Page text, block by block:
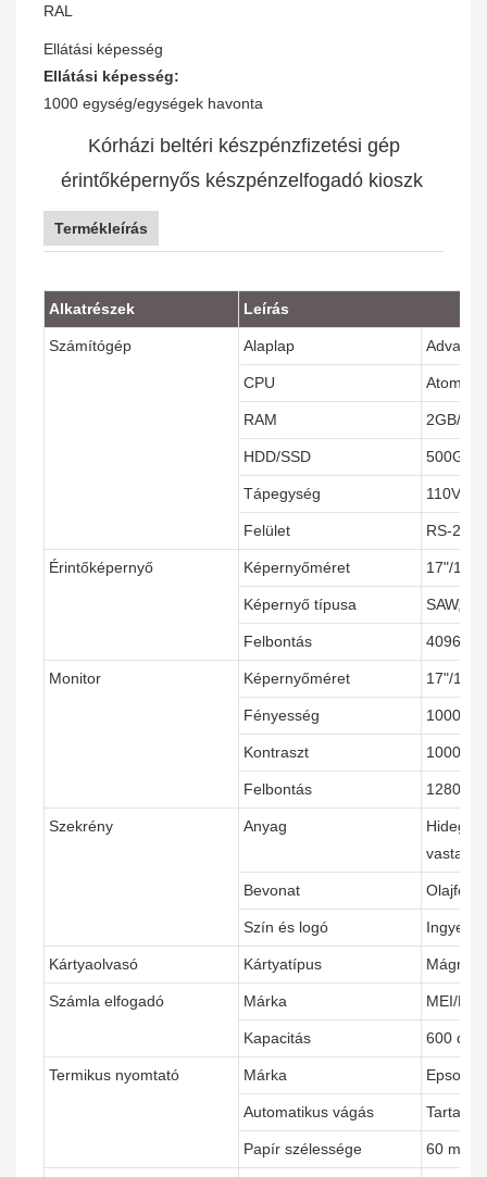
RAL
Ellátási képesség
Ellátási képesség:
1000 egység/egységek havonta
Kórházi beltéri készpénzfizetési gép
érintőképernyős készpénzelfogadó kioszk
Termékleírás
Alkatrészek Leírás
Számítógép Alaplap
CPU Atom,
RAM 2GB/
HDD/SSD
Tápegység
Felület RS-
Érintőképernyő Képernyőméret 17"/19"
Képernyő típusa SAW,
Felbontás
Monitor Képernyőméret 17"/19"
Fényesség 1000
Kontraszt 1000:1
Felbontás
Szekrény Anyag
Bevonat
Szín és logó
Kártyaolvasó Kártyatípus
Számla elfogadó Márka MEI/
Kapacitás 600 db/
Termikus nyomtató Márka Epson/
Automatikus vágás
Papír szélessége 60 mm/